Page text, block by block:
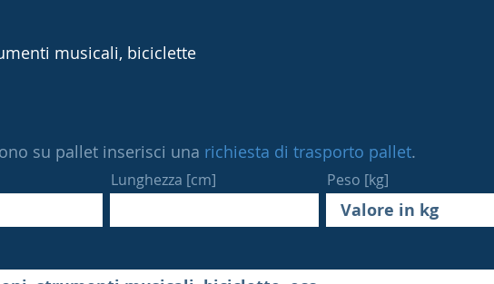
musicali, biciclette
su pallet inserisci una richiesta di trasporto pallet.
Lunghezza [cm] Peso [kg]